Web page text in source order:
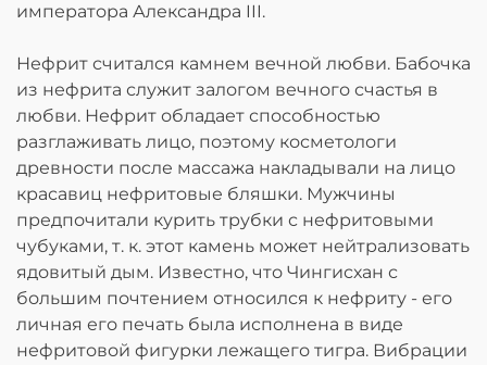
императора Александра III.
Нефрит считался камнем вечной любви. Бабочка
из нефрита служит залогом вечного счастья в
любви. Нефрит обладает способностью
разглаживать лицо, поэтому косметологи
древности после массажа накладывали на лицо
красавиц нефритовые бляшки. Мужчины
предпочитали курить трубки с нефритовыми
чубуками, т. к. этот камень может нейтрализовать
ядовитый дым. Известно, что Чингисхан с
большим почтением относился к нефриту - его
личная его печать была исполнена в виде
нефритовой фигурки лежащего тигра. Вибрации